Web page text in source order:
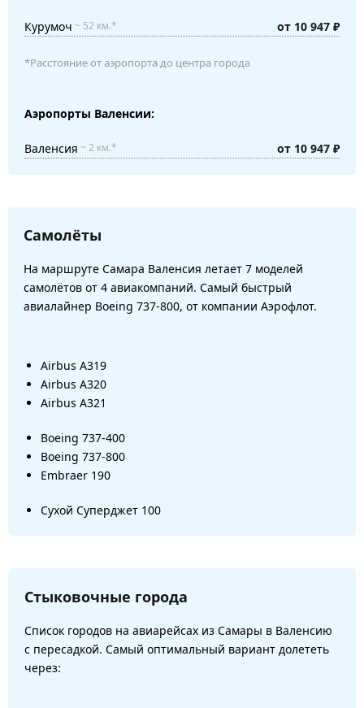
Курумоч ~ 52 км.* от 10 947 ₽
*Расстояние от аэропорта до центра города
Аэропорты Валенсии:
Валенсия ~ 2 км.* от 10 947 ₽
Самолёты
На маршруте Самара Валенсия летает 7 моделей
самолётов от 4 авиакомпаний. Самый быстрый
авиалайнер Boeing 737-800, от компании Аэрофлот.
Airbus A319
Airbus A320
Airbus A321
Boeing 737-400
Boeing 737-800
Embraer 190
Сухой Суперджет 100
Стыковочные города
Список городов на авиарейсах из Самары в Валенсию
с пересадкой. Самый оптимальный вариант долететь
через: